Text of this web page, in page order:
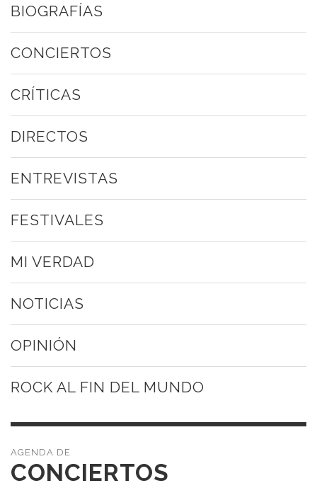
BIOGRAFÍAS
CONCIERTOS
CRÍTICAS
DIRECTOS
ENTREVISTAS
FESTIVALES
MI VERDAD
NOTICIAS
OPINIÓN
ROCK AL FIN DEL MUNDO
CONCIERTOS